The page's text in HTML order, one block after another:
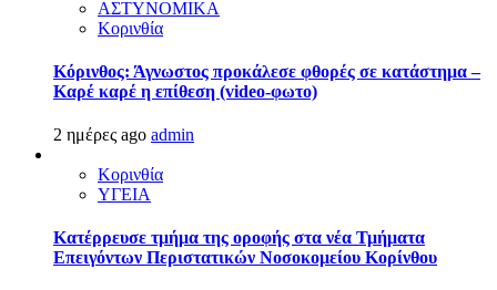
ΑΣΤΥΝΟΜΙΚΑ
Κορινθία
Κόρινθος: Άγνωστος προκάλεσε φθορές σε κατάστημα –
Καρέ καρέ η επίθεση (video-φωτο)
2 ημέρες ago admin
Κορινθία
ΥΓΕΙΑ
Kατέρρευσε τμήμα της οροφής στα νέα Τμήματα
Επειγόντων Περιστατικών Νοσοκομείου Κορίνθου